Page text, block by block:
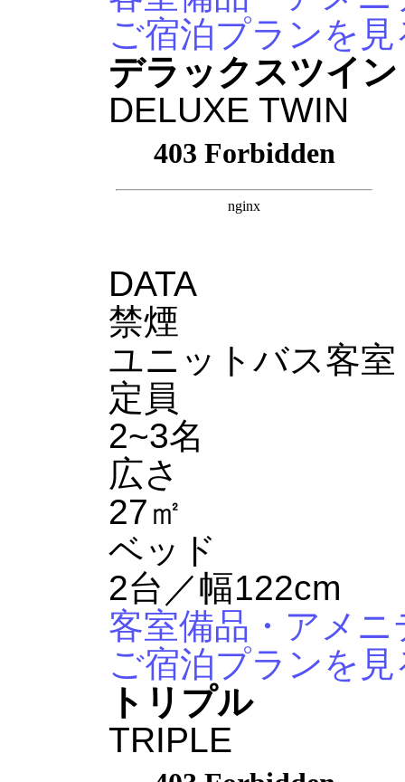
ご宿泊プランを見
デラックスツイン
DELUXE TWIN
DATA
禁煙
ユニットバス客室
定員
2~3名
広さ
27㎡
ベッド
2台／幅122cm
客室備品・アメ
ご宿泊プランを見
トリプル
TRIPLE